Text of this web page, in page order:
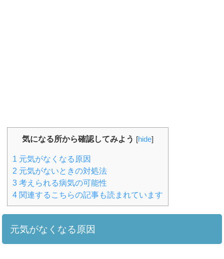
気になる所から確認してみよう [hide]
1 元気がなくなる原因
2 元気がないときの対処法
3 考えられる病気の可能性
4 関連するこちらの記事も読まれています
元気がなくなる原因